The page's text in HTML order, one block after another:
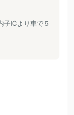
ICより車で５